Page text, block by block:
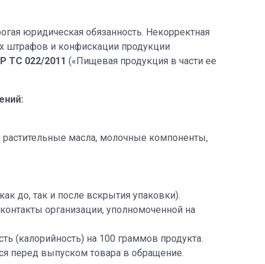
юридическая обязанность. Некорректная
штрафов и конфискации продукции
ТС 022/2011 («Пищевая продукция в части ее
масла, молочные компоненты,
до, так и после вскрытия упаковки).
организации, уполномоченной на
(калорийность) на 100 граммов продукта.
перед выпуском товара в обращение.